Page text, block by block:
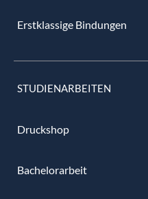
Erstklassige Bindungen
STUDIENARBEITEN
Druckshop
Bachelorarbeit